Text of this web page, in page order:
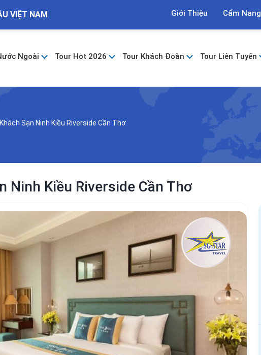
VIỆT NAM Giới Thiệu Cẩm Nang
Ngoài Tour Hot 2026 Tour Khách Đoàn Tour Liên Tuyến
Sạn Ninh Kiều Riverside Cần Thơ
Ninh Kiều Riverside Cần Thơ